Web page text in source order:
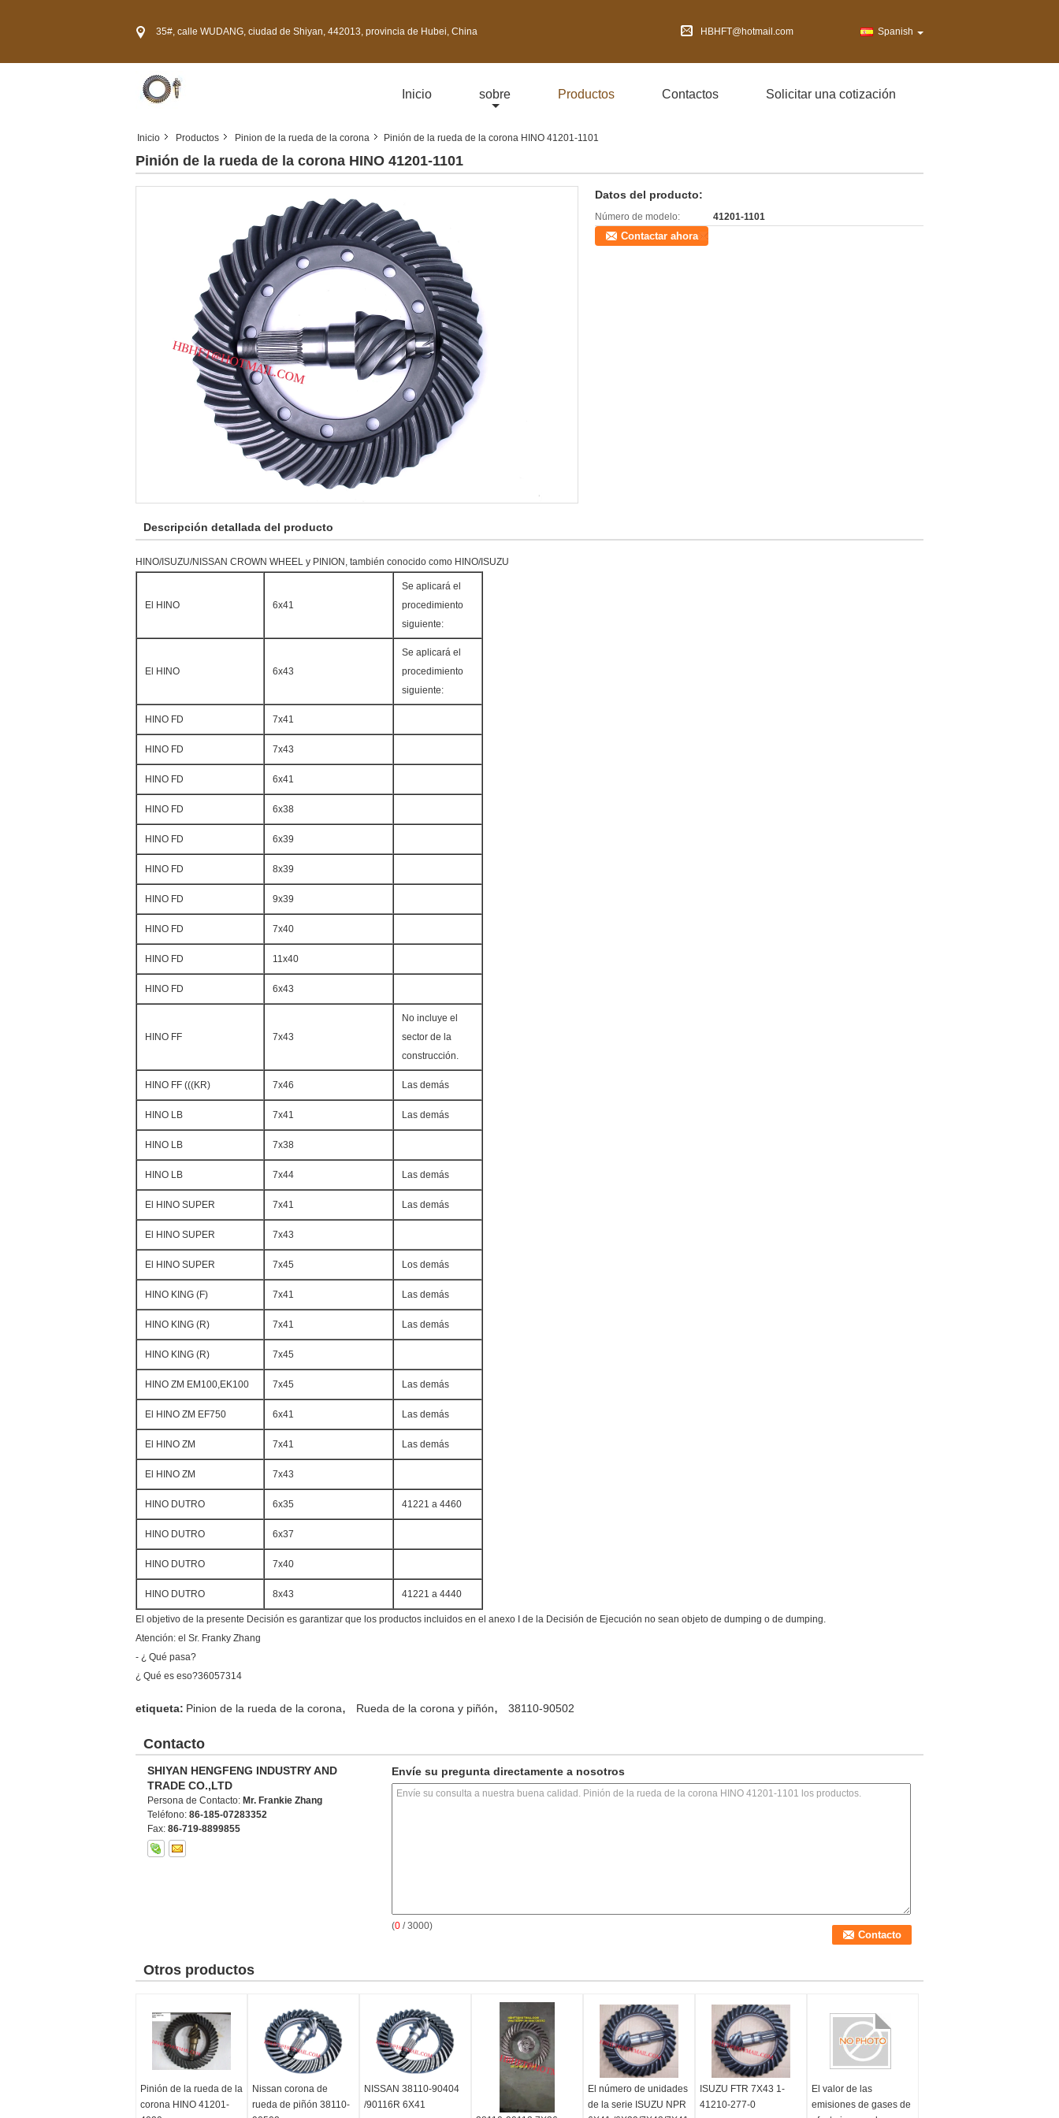
35#, calle WUDANG, ciudad de Shiyan, 442013, provincia de Hubei, China HBHFT@hotmail.com Spanish
Inicio sobre Productos Contactos Solicitar una cotización
Inicio Productos Pinion de la rueda de la corona Pinión de la rueda de la corona HINO 41201-1101
Pinión de la rueda de la corona HINO 41201-1101
Datos del producto:
Número de modelo: 41201-1101
Contactar ahora
Descripción detallada del producto
HINO/ISUZU/NISSAN CROWN WHEEL y PINION, también conocido como HINO/ISUZU
El HINO 6x41
Se aplicará el
procedimiento
siguiente:
El HINO 6x43
Se aplicará el
procedimiento
siguiente:
HINO FD 7x41
HINO FD 7x43
HINO FD 6x41
HINO FD 6x38
HINO FD 6x39
HINO FD 8x39
HINO FD 9x39
HINO FD 7x40
HINO FD 11x40
HINO FD 6x43
HINO FF 7x43
No incluye el
sector de la
construcción.
HINO FF (((KR) 7x46 Las demás
HINO LB 7x41 Las demás
HINO LB 7x38
HINO LB 7x44 Las demás
El HINO SUPER 7x41 Las demás
El HINO SUPER 7x43
El HINO SUPER 7x45 Los demás
HINO KING (F) 7x41 Las demás
HINO KING (R) 7x41 Las demás
HINO KING (R) 7x45
HINO ZM EM100,EK100 7x45 Las demás
El HINO ZM EF750 6x41 Las demás
El HINO ZM 7x41 Las demás
El HINO ZM 7x43
HINO DUTRO 6x35 41221 a 4460
HINO DUTRO 6x37
HINO DUTRO 7x40
HINO DUTRO 8x43 41221 a 4440
El objetivo de la presente Decisión es garantizar que los productos incluidos en el anexo I de la Decisión de Ejecución no sean objeto de dumping o de dumping.
Atención: el Sr. Franky Zhang
- ¿ Qué pasa?
¿ Qué es eso?36057314
etiqueta: Pinion de la rueda de la corona, Rueda de la corona y piñón, 38110-90502
Contacto
SHIYAN HENGFENG INDUSTRY AND
TRADE CO.,LTD
Persona de Contacto: Mr. Frankie Zhang
Teléfono: 86-185-07283352
Fax: 86-719-8899855
Envíe su pregunta directamente a nosotros
(0 / 3000)
Otros productos
Pinión de la rueda de la
corona HINO 41201-
Nissan corona de
rueda de piñón 38110-
NISSAN 38110-90404
/90116R 6X41
El número de unidades
de la serie ISUZU NPR
ISUZU FTR 7X43 1-
41210-277-0
El valor de las
emisiones de gases de